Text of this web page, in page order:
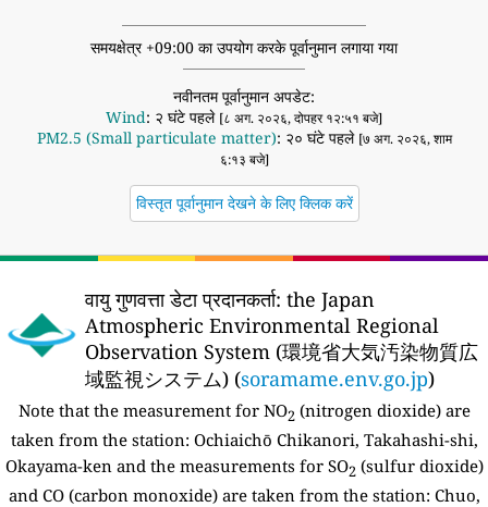
समयक्षेत्र +09:00 का उपयोग करके पूर्वानुमान लगाया गया
नवीनतम पूर्वानुमान अपडेट:
Wind: २ घंटे पहले [८ अग. २०२६, दोपहर १२:५१ बजे]
PM2.5 (Small particulate matter): २० घंटे पहले [७ अग. २०२६, शाम
६:१३ बजे]
विस्तृत पूर्वानुमान देखने के लिए क्लिक करें
वायु गुणवत्ता डेटा प्रदानकर्ता: the Japan
Atmospheric Environmental Regional
Observation System (環境省大気汚染物質広
域監視システム) (soramame.env.go.jp)
Note that the measurement for NO2 (nitrogen dioxide) are
taken from the station: Ochiaichō Chikanori, Takahashi-shi,
Okayama-ken and the measurements for SO2 (sulfur dioxide)
and CO (carbon monoxide) are taken from the station: Chuo,